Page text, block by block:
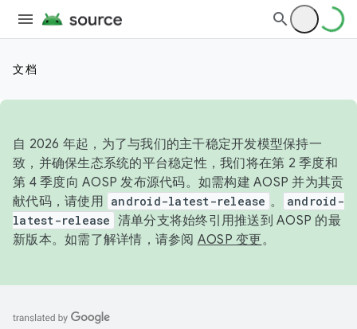
文档
自 2026 年起，为了与我们的主干稳定开发模型保持一
致，并确保生态系统的平台稳定性，我们将在第 2 季度和
第 4 季度向 AOSP 发布源代码。如需构建 AOSP 并为其贡
献代码，请使用 android-latest-release 。
android-
latest-release 清单分支将始终引用推送到 AOSP 的最
新版本。如需了解详情，请参阅 AOSP 变更。